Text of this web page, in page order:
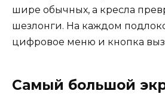
шире обычных, а кресла
шезлонги. На каждом
цифровое меню и кнопка
Самый большой